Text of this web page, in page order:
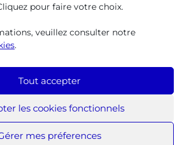
pour faire votre choix.
veuillez consulter notre
.
Tout accepter
les cookies fonctionnels
mes préferences
Politique des cookies